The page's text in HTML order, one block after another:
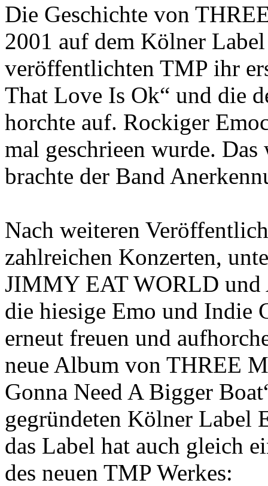
Die Geschichte von
2001 auf dem Kölner
veröffentlichten TMP ihr
That Love Is Ok“ und die
horchte auf. Rockiger
mal geschrieen wurde.
brachte der Band
Nach weiteren
zahlreichen Konzerten,
JIMMY EAT WORLD
die hiesige Emo und Indie
erneut freuen und
neue Album von THREE
Gonna Need A Bigger
gegründeten Kölner
das Label hat auch gleich
des neuen TMP Werkes: